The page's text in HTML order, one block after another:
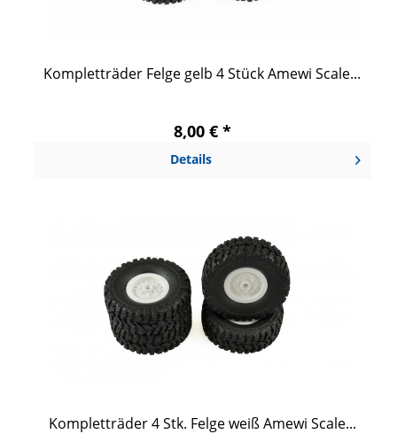
Kompletträder Felge gelb 4 Stück Amewi Scale...
8,00 € *
Details
Kompletträder 4 Stk. Felge weiß Amewi Scale...